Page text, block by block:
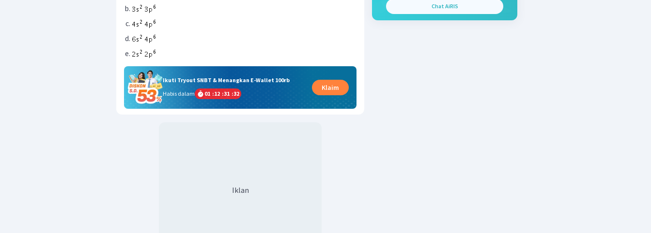
Ikuti Tryout SNBT & Menangkan E-Wallet 100rb
Habis dalam
01 :12 :31 :32
Klaim
Iklan
Chat AiRIS